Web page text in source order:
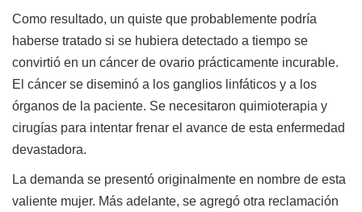
Como resultado, un quiste que probablemente podría
haberse tratado si se hubiera detectado a tiempo se
convirtió en un cáncer de ovario prácticamente incurable.
El cáncer se diseminó a los ganglios linfáticos y a los
órganos de la paciente. Se necesitaron quimioterapia y
cirugías para intentar frenar el avance de esta enfermedad
devastadora.
La demanda se presentó originalmente en nombre de esta
valiente mujer. Más adelante, se agregó otra reclamación